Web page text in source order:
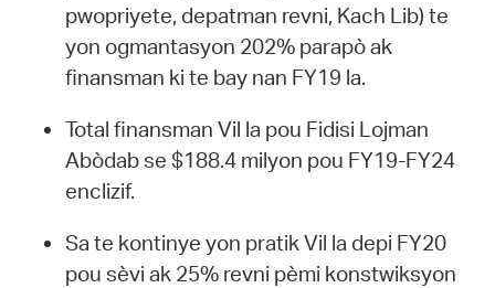
pwopriyete, depatman revni, Kach Lib) te
yon ogmantasyon 202% parapò ak
finansman ki te bay nan FY19 la.
Total finansman Vil la pou Fidisi Lojman
Abòdab se $188.4 milyon pou FY19-FY24
enclizif.
Sa te kontinye yon pratik Vil la depi FY20
pou sèvi ak 25% revni pèmi konstwiksyon